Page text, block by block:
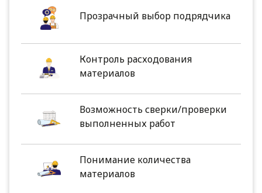
Прозрачный выбор подрядчика
Контроль расходования
материалов
Возможность сверки/проверки
выполненных работ
Понимание количества
материалов